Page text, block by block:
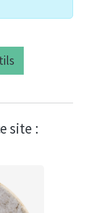
site :